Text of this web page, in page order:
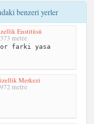
benzeri yerler
Enstitüsü
373 metre
farki yasa
Merkezi
972 metre